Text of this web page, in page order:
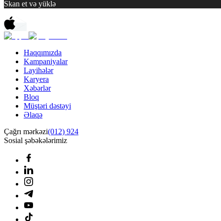
Skan et və yüklə
Haqqımızda
Kampaniyalar
Layihələr
Karyera
Xəbərlər
Bloq
Müştəri dəstəyi
Əlaqə
Çağrı mərkəzi(012) 924
Sosial şəbəkələrimiz